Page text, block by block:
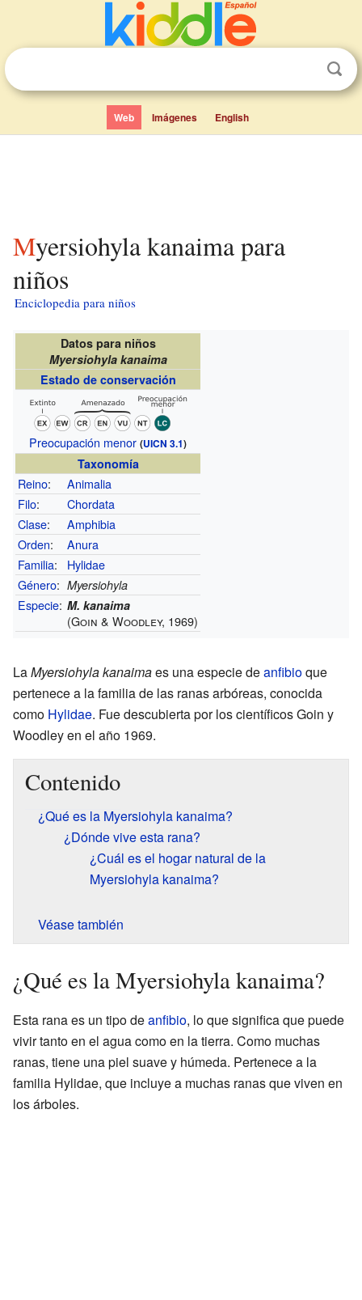
Web Imágenes English
Myersiohyla kanaima para
niños
Enciclopedia para niños
Datos para niños
Myersiohyla kanaima
Estado de conservación
Preocupación menor (UICN 3.1)
Taxonomía
Reino:
Animalia
Filo:
Chordata
Clase:
Amphibia
Orden:
Anura
Familia:
Hylidae
Género: Myersiohyla
Especie: M. kanaima
(Goin & Woodley, 1969)
LaMyersiohyla kanaimaes una especie deanfibioque
pertenece a la familia de las ranas arbóreas, conocida
como Hylidae. Fue descubierta por los científicos Goin y
Woodley en el año 1969.
Contenido
¿Qué es la Myersiohyla kanaima?
¿Dónde vive esta rana?
¿Cuál es el hogar natural de la
Myersiohyla kanaima?
Véase también
¿Qué es la Myersiohyla kanaima?
Esta rana es un tipo deanfibio, lo que significa que puede
vivir tanto en el agua como en la tierra. Como muchas
ranas, tiene una piel suave y húmeda. Pertenece a la
familia Hylidae, que incluye a muchas ranas que viven en
los árboles.